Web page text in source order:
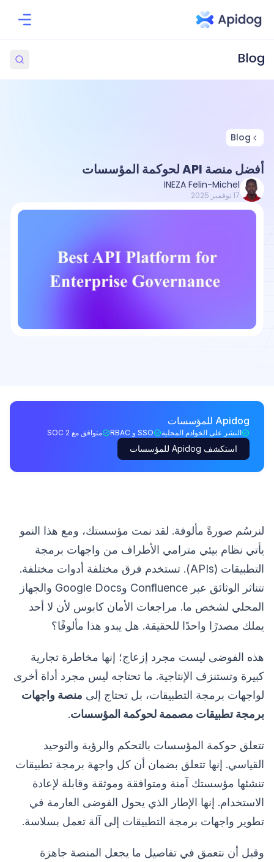
Blog
أفضل منصة API لحوكمة المؤسسات
INEZA Felin-Michel
17 نوفمبر 2025
Apidog للمؤسسات
النشر على الخوادم المحلية SSO و RBAC متوافق مع SOC 2
استكشف Apidog للمؤسسات
لنرسُم صورةً مألوفة. لقد نمت مؤسستك، ومع هذا النمو
يأتي نظام بيئي مترامي الأطراف من واجهات برمجة
التطبيقات (APIs). تستخدم فرق مختلفة أدوات مختلفة.
تتناثر الوثائق عبر Confluence وGoogle Docs والجهاز
المحلي لشخص ما. مراجعات الأمان كابوس لأن لا أحد
يملك مصدرًا واحدًا للحقيقة. هل يبدو هذا مألوفًا؟
هذه الفوضى ليست مجرد إزعاج؛ إنها مخاطرة تجارية
كبيرة وتستنزف الإنتاجية. ما تحتاجه ليس مجرد أداة أخرى
لواجهات برمجة التطبيقات، بل تحتاج إلى منصة واجهات
برمجة تطبيقات مصممة لحوكمة المؤسسات.
تتعلق حوكمة المؤسسات بالتحكم والرؤية والتوحيد
القياسي. إنها تتعلق بضمان أن كل واجهة برمجة تطبيقات
تنشئها مؤسستك آمنة ومتوافقة وموثقة وقابلة لإعادة
الاستخدام. إنها الإطار الذي يحول الفوضى العارمة في
تطوير واجهات برمجة التطبيقات إلى آلة تعمل بسلاسة.
وقبل أن نتعمق في تفاصيل ما يجعل المنصة جاهزة